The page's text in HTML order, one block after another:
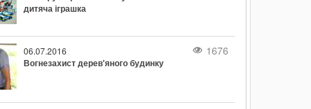
дитяча іграшка
06.07.2016 1676
Вогнезахист дерев'яного будинку